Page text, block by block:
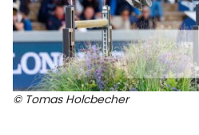
© Tomas Holcbecher